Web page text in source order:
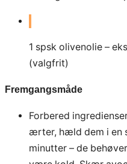
1 spsk olivenolie –
(valgfrit)
Fremgangsmåde
Forbered
ærter, hæld dem i en
minutter – de